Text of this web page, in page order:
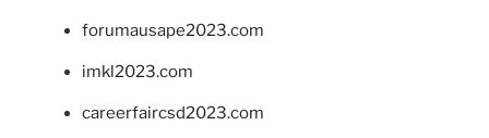
forumausape2023.com
imkl2023.com
careerfaircsd2023.com